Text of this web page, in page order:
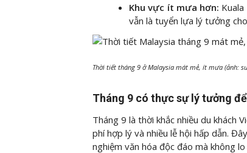
Khu vực ít mưa hơn:
vẫn là tuyển lựa lý tưởng
Thời tiết tháng 9 ở Malaysia mát mẻ, ít mưa (ảnh:
Tháng 9 có thực sự lý tưởng
Tháng 9 là thời khắc nhiều du khách
phí hợp lý và nhiều lễ hội hấp dẫn.
nghiệm văn hóa độc đáo mà không